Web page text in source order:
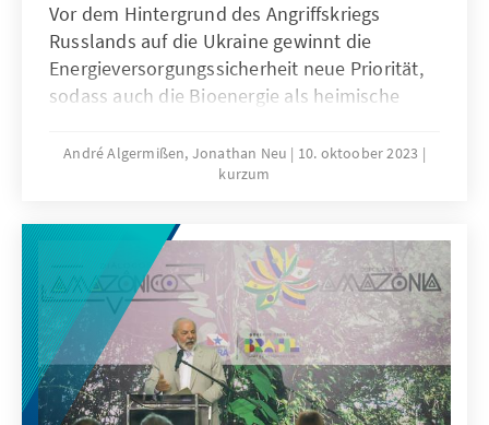
Vor dem Hintergrund des Angriffskriegs
Russlands auf die Ukraine gewinnt die
Energieversorgungssicherheit neue Priorität,
sodass auch die Bioenergie als heimische
gerückt ist. Mit einer Reihe von
Gesetzesänderungen wie der Novellierung
(Erneuerbare-Energien-Gesetz) und der
Erneuerbaren-Energien-Richtlinie verändern
sich für die Bioenergie im laufenden Jahr
zentrale Rahmenbedingungen.
André Algermißen, Jonathan Neu
10. oktoober 2023
kurzum